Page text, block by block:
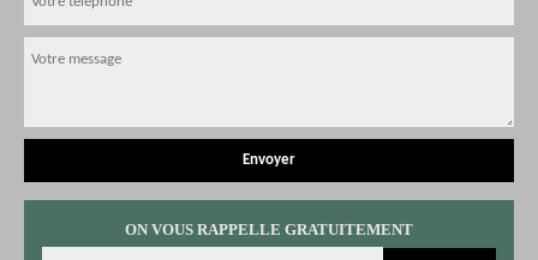
ON VOUS RAPPELLE GRATUITEMENT